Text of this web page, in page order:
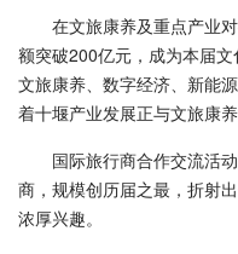
在文旅康养及重点产业
额突破200亿元，成为本届
文旅康养、数字经济、新能
着十堰产业发展正与文旅康
国际旅行商合作交流活
商，规模创历届之最，折射
浓厚兴趣。